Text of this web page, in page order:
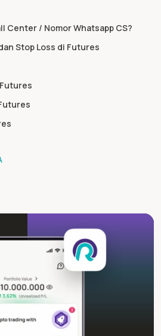
Center / Nomor Whatsapp CS?
Stop Loss di Futures